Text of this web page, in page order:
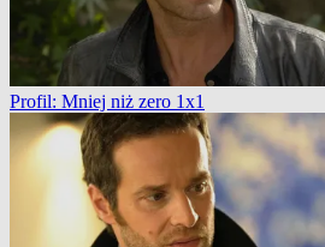
Profil: Mniej niż zero 1x1